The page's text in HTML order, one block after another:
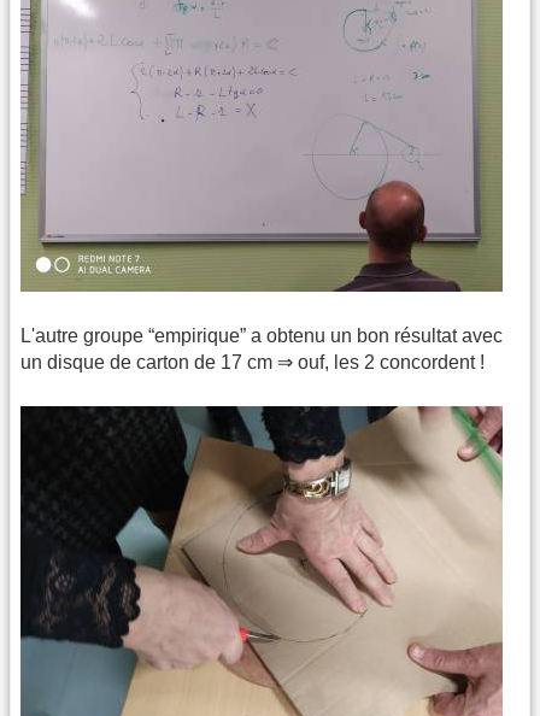
L'autre groupe “empirique” a obtenu un bon résultat avec
un disque de carton de 17 cm ⇒ ouf, les 2 concordent !